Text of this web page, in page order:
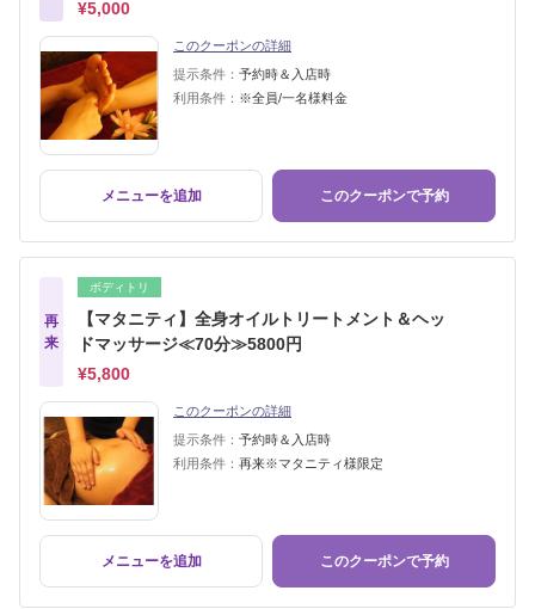
¥5,000
このクーポンの詳細
提示条件： 予約時＆入店時
利用条件： ※全員/一名様料金
メニューを追加 このクーポンで予約
再
来
ボディトリ
【マタニティ】全身オイルトリートメント＆ヘッ
ドマッサージ≪70分≫5800円
¥5,800
このクーポンの詳細
提示条件： 予約時＆入店時
利用条件： 再来※マタニティ様限定
メニューを追加 このクーポンで予約